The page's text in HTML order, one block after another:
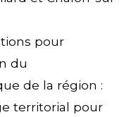
pour
du
de la région :
territorial pour